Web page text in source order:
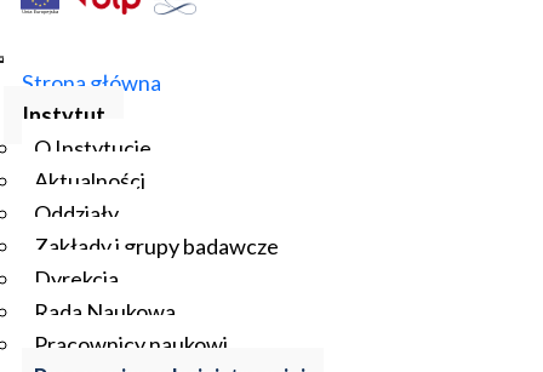
Strona główna
Instytut
O Instytucie
Aktualności
Oddziały
Zakłady i grupy badawcze
Dyrekcja
Rada Naukowa
Pracownicy naukowi